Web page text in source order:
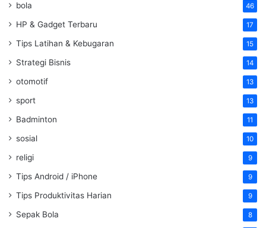
bola 46
HP & Gadget Terbaru 17
Tips Latihan & Kebugaran 15
Strategi Bisnis 14
otomotif 13
sport 13
Badminton 11
sosial 10
religi 9
Tips Android / iPhone 9
Tips Produktivitas Harian 9
Sepak Bola 8